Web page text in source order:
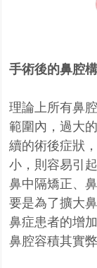
手術後的鼻腔
理論上所有鼻
範圍內，過大
續的術後症狀
小，則容易引
鼻中隔矯正、
要是為了擴大
鼻症患者的增
鼻腔容積其實弊